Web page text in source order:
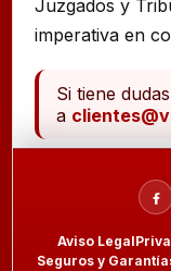
Juzgados y
imperativa en
Si tiene
a
Aviso Legal
Seguros y